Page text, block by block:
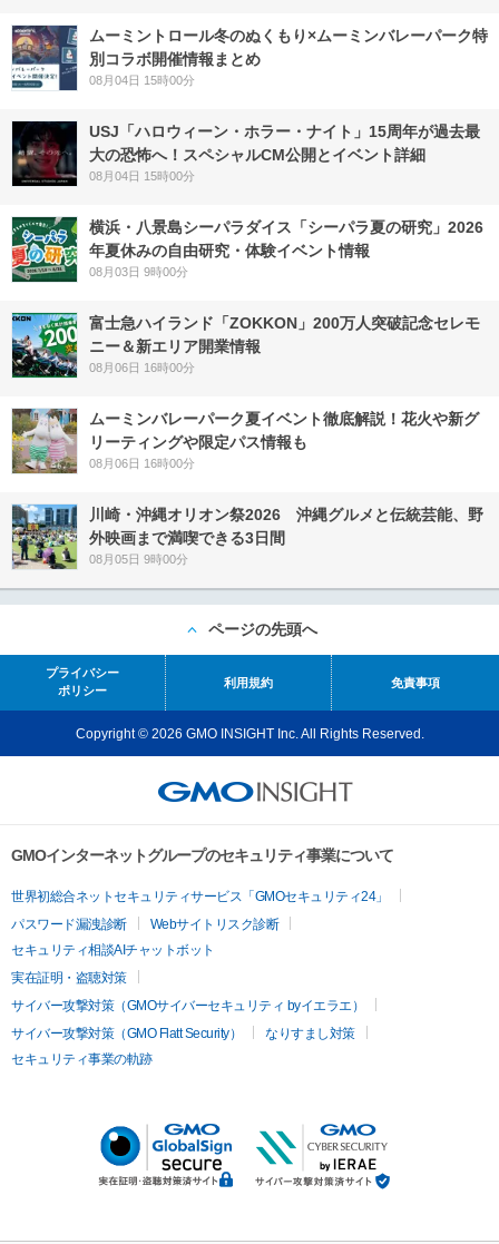
ムーミントロール冬のぬくもり×ムーミンバレーパーク特
別コラボ開催情報まとめ
08月04日 15時00分
USJ「ハロウィーン・ホラー・ナイト」15周年が過去最
大の恐怖へ！スペシャルCM公開とイベント詳細
08月04日 15時00分
横浜・八景島シーパラダイス「シーパラ夏の研究」2026
年夏休みの自由研究・体験イベント情報
08月03日 9時00分
富士急ハイランド「ZOKKON」200万人突破記念セレモ
ニー＆新エリア開業情報
08月06日 16時00分
ムーミンバレーパーク夏イベント徹底解説！花火や新グ
リーティングや限定パス情報も
08月06日 16時00分
川崎・沖縄オリオン祭2026 沖縄グルメと伝統芸能、野
外映画まで満喫できる3日間
08月05日 9時00分
ページの先頭へ
プライバシー
ポリシー
利用規約 免責事項
Copyright © 2026 GMO INSIGHT Inc. All Rights Reserved.
GMOインターネットグループのセキュリティ事業について
世界初総合ネットセキュリティサービス「GMOセキュリティ24」
パスワード漏洩診断
Webサイトリスク診断
セキュリティ相談AIチャットボット
実在証明・盗聴対策
サイバー攻撃対策（GMOサイバーセキュリティ byイエラエ）
サイバー攻撃対策（GMO Flatt Security）
なりすまし対策
セキュリティ事業の軌跡